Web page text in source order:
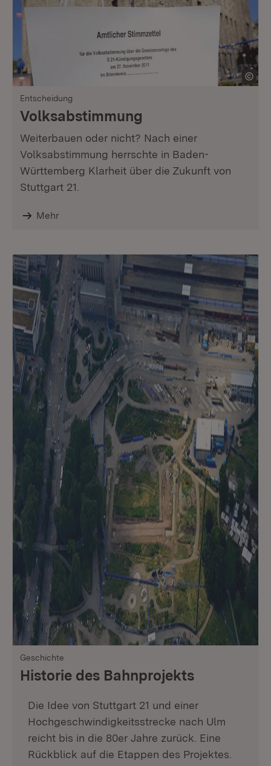
Entscheidung
Volksabstimmung
Weiterbauen oder nicht? Nach einer
Volksabstimmung herrschte in Baden-
Württemberg Klarheit über die Zukunft von
Stuttgart 21.
Mehr
Geschichte
Historie des Bahnprojekts
Die Idee von Stuttgart 21 und einer
Hochgeschwindigkeitsstrecke nach Ulm
reicht bis in die 80er Jahre zurück. Eine
Rückblick auf die Etappen des Projektes.